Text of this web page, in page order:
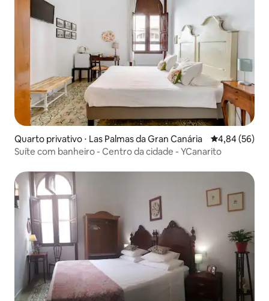
Quarto privativo ⋅ Las Palmas da Gran Canária 4,84 de uma
4,84 (56)
Suíte com banheiro - Centro da cidade - YCanarito